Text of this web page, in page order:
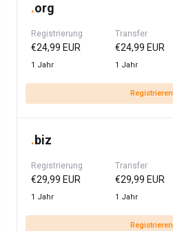
.org
Registrierung
€24,99 EUR
1 Jahr
Transfer
€24,99 EUR
1 Jahr
Registrieren
.biz
Registrierung
€29,99 EUR
1 Jahr
Transfer
€29,99 EUR
1 Jahr
Registrieren